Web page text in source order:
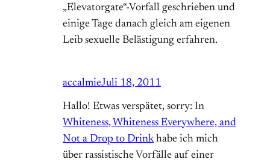
„Elevatorgate“-Vorfall geschrieben und
einige Tage danach gleich am eigenen
Leib sexuelle Belästigung erfahren.
accalmieJuli 18, 2011
Hallo! Etwas verspätet, sorry: In
Whiteness, Whiteness Everywhere, and
Not a Drop to Drinkhabe ich mich
über rassistische Vorfälle auf einer